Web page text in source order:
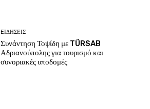
EΙΔΗΣΕΙΣ
Συνάντηση Τοψίδη με TÜRSAB
Αδριανούπολης για τουρισμό και
συνοριακές υποδομές